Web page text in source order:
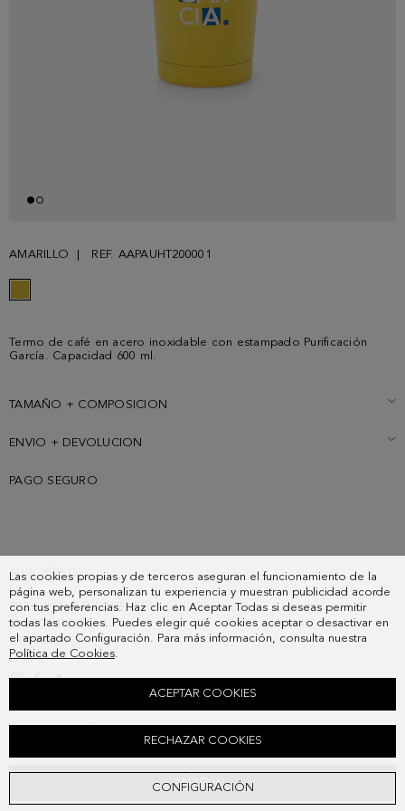
Las cookies propias y de terceros aseguran el funcionamiento de la
página web, personalizan tu experiencia y muestran publicidad acorde
con tus preferencias. Haz clic en Aceptar Todas si deseas permitir
todas las cookies. Puedes elegir qué cookies aceptar o desactivar en
el apartado Configuración. Para más información, consulta nuestra
Política de Cookies.
CONFIGURACIÓN
RECHAZAR COOKIES
ACEPTAR COOKIES
AMARILLO REF. AAPAUHT200001
AÑADIR
Termo de café en acero inoxidable con estampado Purificación
García. Capacidad 600 ml.
TAMAÑO + COMPOSICION
ENVIO + DEVOLUCION
PAGO SEGURO
SUSCRIBETE
PAIS
PREGUNTAS FRECUENTES
MIS PEDIDOS
CONTACTO
LEGAL